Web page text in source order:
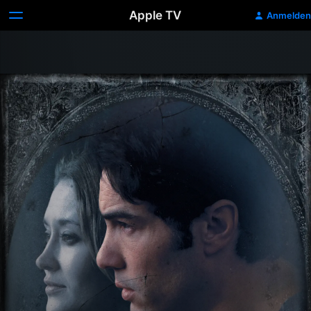
Apple TV Anmelden